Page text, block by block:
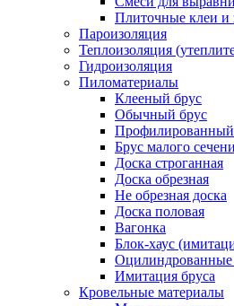
Плиточные клеи и
Пароизоляция
Теплоизоляция
Гидроизоляция
Пиломатериалы
Клееный брус
Обычный брус
Профилированный
Брус малого
Доска строганная
Доска обрезная
Не обрезная доска
Доска половая
Вагонка
Блок-хаус
Оцилиндрованные
Имитация бруса
Кровельные материалы